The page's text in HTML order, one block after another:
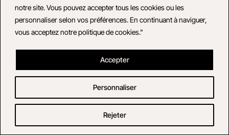
notre site. Vous pouvez accepter tous les cookies ou les
personnaliser selon vos préférences. En continuant à naviguer,
vous acceptez notre politique de cookies."
Personnaliser
Rejeter
Accepter